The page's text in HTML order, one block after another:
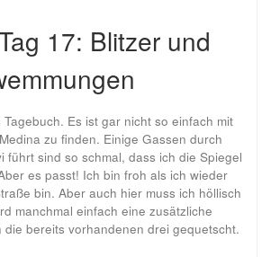
17: Blitzer und
Es ist gar nicht so einfach mit
zu finden. Einige Gassen durch
führt sind so schmal, dass ich die Spiegel
es passt! Ich bin froh als ich wieder
bin. Aber auch hier muss ich höllisch
manchmal einfach eine zusätzliche
die bereits vorhandenen drei gequetscht.